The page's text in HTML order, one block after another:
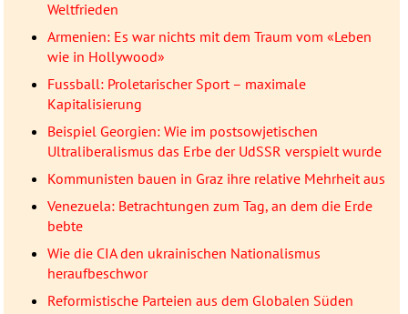
Weltfrieden
Armenien: Es war nichts mit dem Traum vom «Leben
wie in Hollywood»
Fussball: Proletarischer Sport – maximale
Kapitalisierung
Beispiel Georgien: Wie im postsowjetischen
Ultraliberalismus das Erbe der UdSSR verspielt wurde
Kommunisten bauen in Graz ihre relative Mehrheit aus
Venezuela: Betrachtungen zum Tag, an dem die Erde
bebte
Wie die CIA den ukrainischen Nationalismus
heraufbeschwor
Reformistische Parteien aus dem Globalen Süden